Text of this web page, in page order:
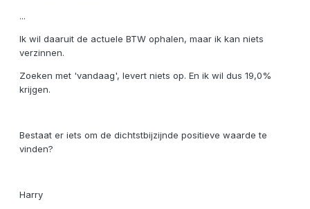
...
Ik wil daaruit de actuele BTW ophalen, maar ik kan niets
verzinnen.
Zoeken met 'vandaag', levert niets op. En ik wil dus 19,0%
krijgen.
Bestaat er iets om de dichtstbijzijnde positieve waarde te
vinden?
Harry